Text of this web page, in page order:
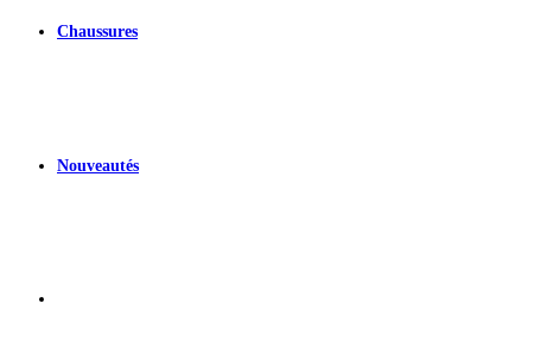
Chaussures
Nouveautés